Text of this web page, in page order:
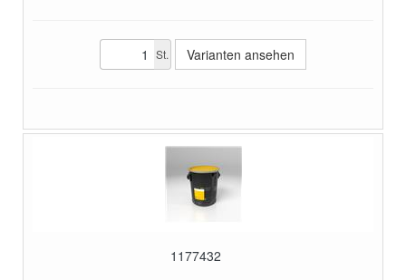
St. Varianten ansehen
1177432